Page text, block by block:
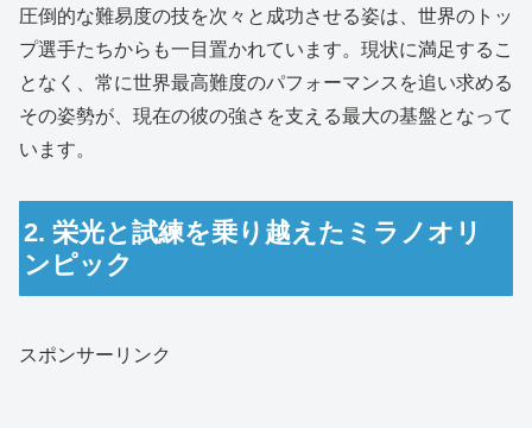
圧倒的な難易度の技を次々と成功させる姿は、世界のトッ
プ選手たちからも一目置かれています。 現状に満足するこ
となく、常に世界最高難度のパフォーマンスを追い求める
その姿勢が、現在の彼の強さを支える最大の基盤となって
います。
2. 栄光と試練を乗り越えたミラノオリ
ンピック
スポンサーリンク